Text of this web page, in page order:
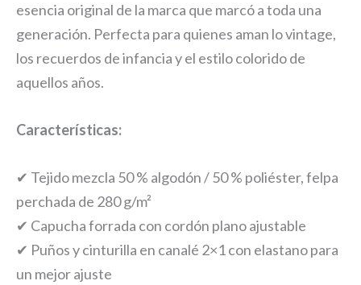
esencia original de la marca que marcó a toda una
generación. Perfecta para quienes aman lo vintage,
los recuerdos de infancia y el estilo colorido de
aquellos años.
Características:
✔ Tejido mezcla 50 % algodón / 50 % poliéster, felpa
perchada de 280 g/m²
✔ Capucha forrada con cordón plano ajustable
✔ Puños y cinturilla en canalé 2×1 con elastano para
un mejor ajuste